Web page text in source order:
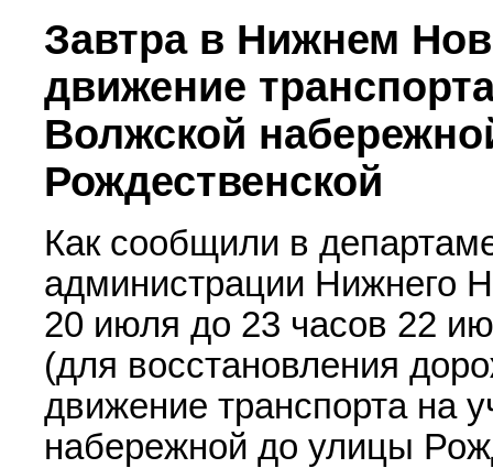
Завтра в Нижнем
движение
Волжской
Рождественской
Как сообщили в
администрации Нижнего
20 июля до 23 часов 22
(для восстановления
движение транспорта на
набережной до улицы